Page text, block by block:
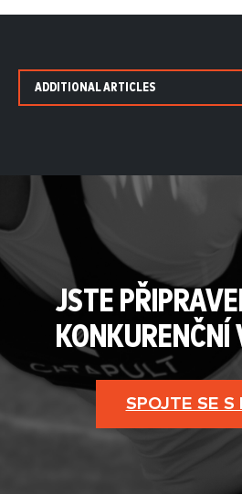
ADDITIONAL ARTICLES
JSTE
SPOJTE SE S